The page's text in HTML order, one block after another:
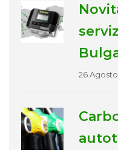
26 Agosto